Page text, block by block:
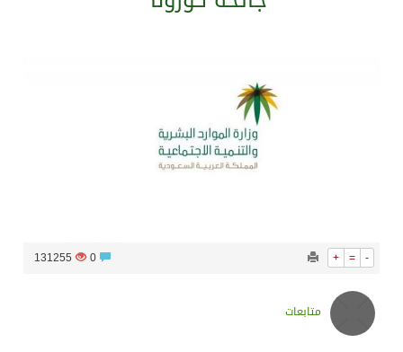
+ = -
131255
متابعات